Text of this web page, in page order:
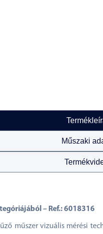
Műszaki
– Ref.: 6018316
műszer vizuális mérési